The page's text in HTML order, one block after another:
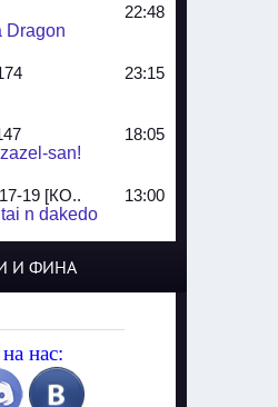
22:48
Dragon
23:15
18:05
san!
19 [КО..
13:00
n dakedo
Ghosts
И ФИНА
нас: